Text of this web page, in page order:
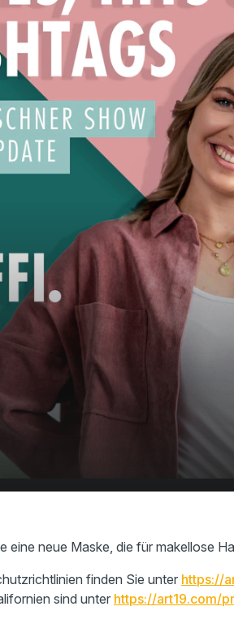
eine neue Maske, die für makellose
finden Sie unter https://
sind unter https://art19.com/